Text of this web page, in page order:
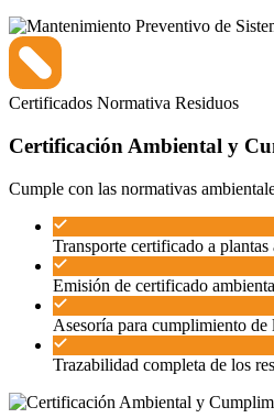
Certificados Normativa Residuos
Certificación Ambiental y
Cumple con las normativas
Transporte certificado a plantas
Emisión de certificado
Asesoría para cumplimiento de
Trazabilidad completa de los